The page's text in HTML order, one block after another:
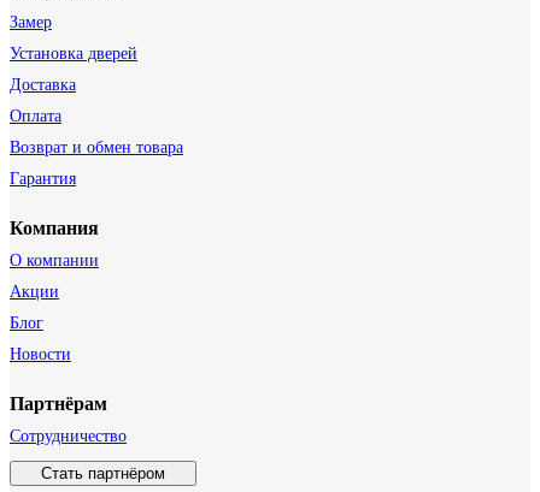
Замер
Установка дверей
Доставка
Оплата
Возврат и обмен товара
Гарантия
Компания
О компании
Акции
Блог
Новости
Партнёрам
Сотрудничество
Стать партнёром